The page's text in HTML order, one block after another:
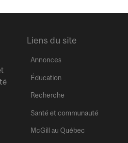
Liens du site
Annonces
Éducation
Recherche
Santé et communauté
McGill au Québec